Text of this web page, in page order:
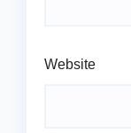
Website